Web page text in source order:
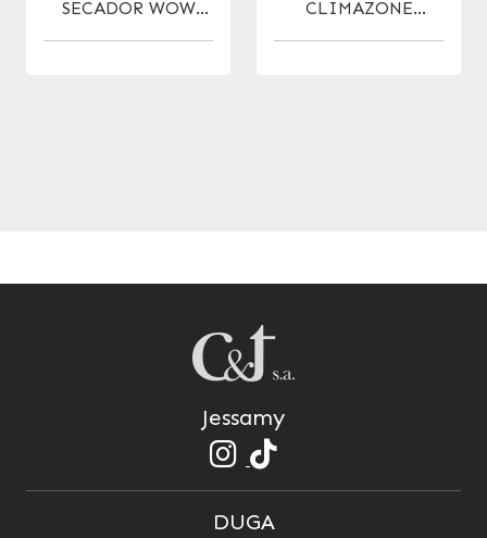
SECADOR WOW
(VARIOS COLORES)
CLIMAZONE
FX3500 NEGRO
Jessamy
DUGA